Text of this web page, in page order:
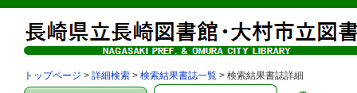
トップページ > 詳細検索 > 検索結果書誌一覧 > 検索結果書誌詳細